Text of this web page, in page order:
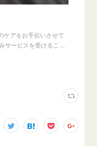
ケアをお手伝いさせて
サービスを受けるこ…